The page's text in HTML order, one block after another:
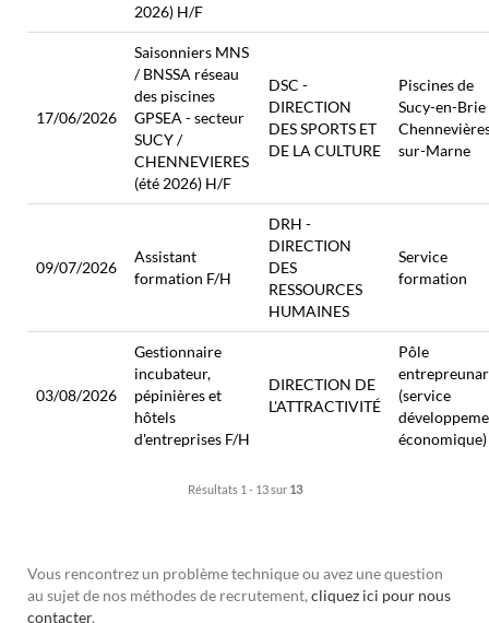
2026) H/F
17/06/2026
Saisonniers MNS
/ BNSSA réseau
des piscines
GPSEA - secteur
SUCY /
CHENNEVIERES
(été 2026) H/F
DSC -
DIRECTION
DES SPORTS ET
DE LA CULTURE
Piscines de
Sucy-en-Brie
sur-Marne
09/07/2026
Assistant
formation F/H
DRH -
DIRECTION
DES
RESSOURCES
HUMAINES
Service
formation
03/08/2026
Gestionnaire
incubateur,
pépinières et
hôtels
d'entreprises F/H
DIRECTION DE
L'ATTRACTIVITÉ
Pôle
(service
économique)
Résultats 1 - 13 sur 13
Vous rencontrez un problème technique ou avez une question
au sujet de nos méthodes de recrutement, cliquez ici pour nous
contacter.